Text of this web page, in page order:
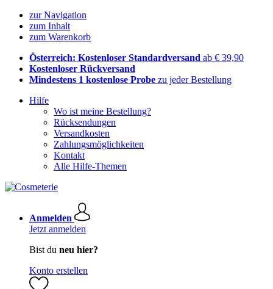
zur Navigation
zum Inhalt
zum Warenkorb
Österreich: Kostenloser Standardversand ab € 39,90
Kostenloser Rückversand
Mindestens 1 kostenlose Probe zu jeder Bestellung
Hilfe
Wo ist meine Bestellung?
Rücksendungen
Versandkosten
Zahlungsmöglichkeiten
Kontakt
Alle Hilfe-Themen
Anmelden
Jetzt anmelden
Bist du neu hier?
Konto erstellen